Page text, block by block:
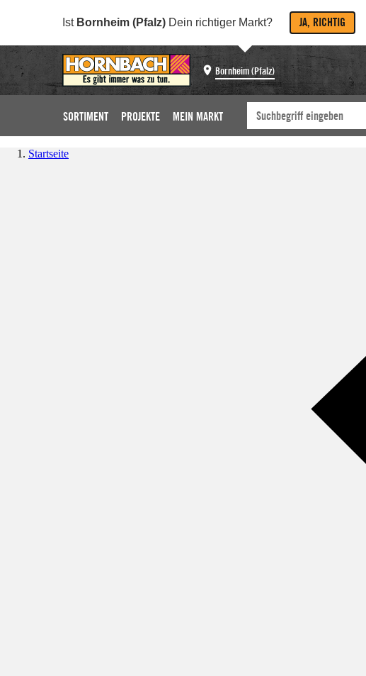
Ist Bornheim (Pfalz) Dein richtiger Markt? JA, RICHTIG
Bornheim (Pfalz)
SORTIMENT PROJEKTE MEIN MARKT
Startseite